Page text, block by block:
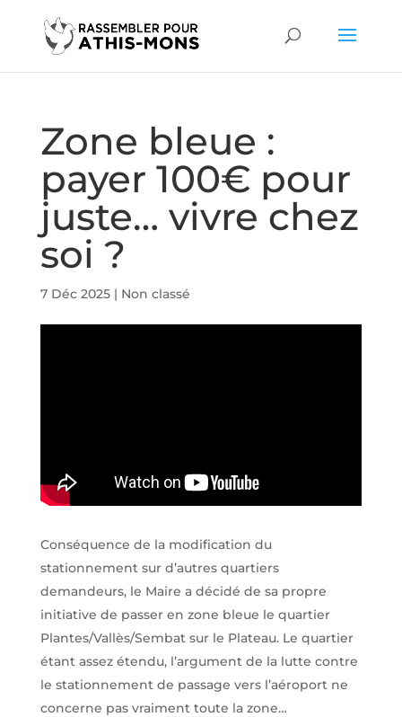
Zone bleue :
payer 100€ pour
juste… vivre chez
soi ?
7 Déc 2025| Non classé
Conséquence de la modification du
stationnement sur d’autres quartiers
demandeurs, le Maire a décidé de sa propre
initiative de passer en zone bleue le quartier
Plantes/Vallès/Sembat sur le Plateau. Le quartier
étant assez étendu, l’argument de la lutte contre
le stationnement de passage vers l’aéroport ne
concerne pas vraiment toute la zone…